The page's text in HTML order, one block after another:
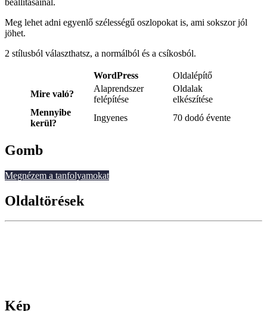
Meg lehet adni egyenlő szélességű oszlopokat is, ami sokszor jól
jöhet.
2 stílusból választhatsz, a normálból és a csíkosból.
WordPress
Oldalépítő
Mire való?
Alaprendszer
felépítése
Oldalak
elkészítése
Mennyibe
kerül?
Ingyenes 70 dodó évente
Gomb
Megnézem a tanfolyamokat
Oldaltörések
Kép